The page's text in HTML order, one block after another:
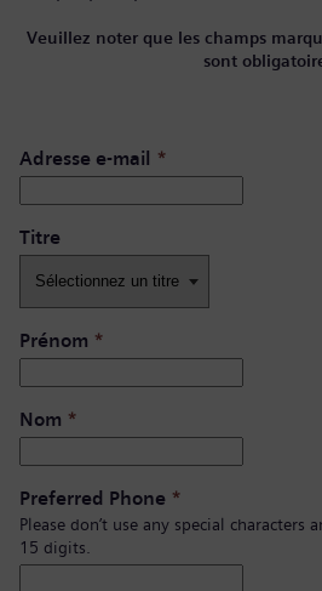
Veuillez noter que les champs
sont
Adresse e-mail *
Titre
Prénom *
Nom *
Preferred Phone *
Please don’t use any special
15 digits.